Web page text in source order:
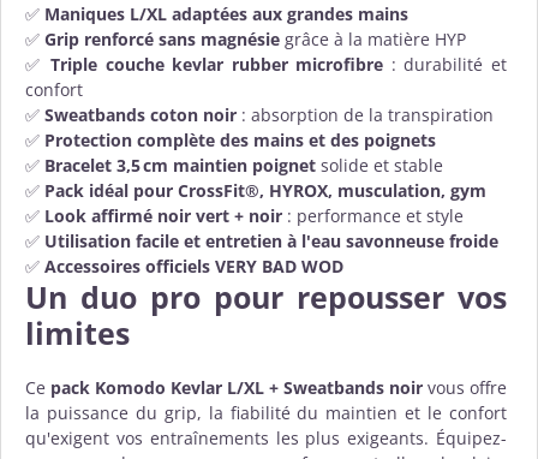
✅ Maniques L/XL adaptées aux grandes mains
✅ Grip renforcé sans magnésie grâce à la matière HYP
✅Triple couche kevlar rubber microfibre : durabilité et
confort
✅ Sweatbands coton noir : absorption de la transpiration
✅ Protection complète des mains et des poignets
✅ Bracelet 3,5 cm maintien poignet solide et stable
✅ Pack idéal pour CrossFit®, HYROX, musculation, gym
✅ Look affirmé noir vert + noir : performance et style
✅ Utilisation facile et entretien à l'eau savonneuse froide
✅ Accessoires officiels VERY BAD WOD
Un duo pro pour repousser vos
limites
Ce pack Komodo Kevlar L/XL + Sweatbands noir vous offre
la puissance du grip, la fiabilité du maintien et le confort
qu'exigent vos entraînements les plus exigeants. Équipez-